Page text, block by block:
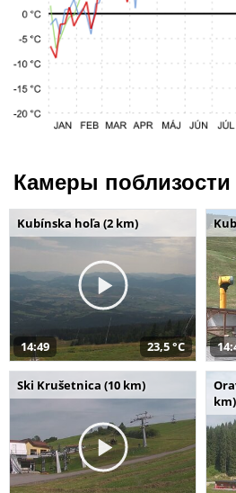
Камеры поблизости
Kubínska hoľa (2 km)
14:49 23,5 °C
Ski Krušetnica (10 km)
km)